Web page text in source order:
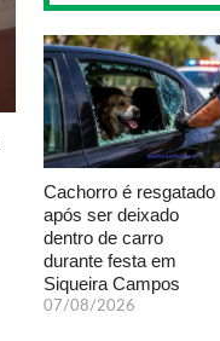
Cachorro é resgatado
após ser deixado
dentro de carro
durante festa em
Siqueira Campos
07/08/2026